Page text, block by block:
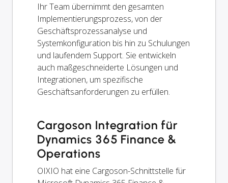
Ihr Team übernimmt den gesamten
Implementierungsprozess, von der
Geschäftsprozessanalyse und
Systemkonfiguration bis hin zu Schulungen
und laufendem Support. Sie entwickeln
auch maßgeschneiderte Lösungen und
Integrationen, um spezifische
Geschäftsanforderungen zu erfüllen.
Cargoson Integration für
Dynamics 365 Finance &
Operations
OIXIO hat eine Cargoson-Schnittstelle für